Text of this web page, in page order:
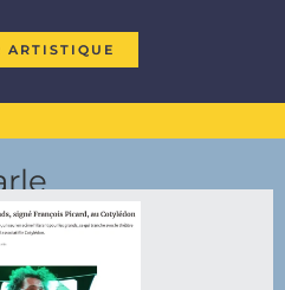
ARTISTIQUE